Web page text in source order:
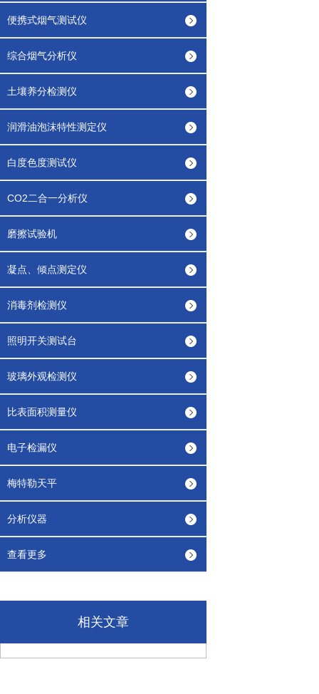
便携式烟气测试仪
综合烟气分析仪
土壤养分检测仪
润滑油泡沫特性测定仪
白度色度测试仪
CO2二合一分析仪
磨擦试验机
凝点、倾点测定仪
消毒剂检测仪
照明开关测试台
玻璃外观检测仪
比表面积测量仪
电子检漏仪
梅特勒天平
分析仪器
查看更多
相关文章